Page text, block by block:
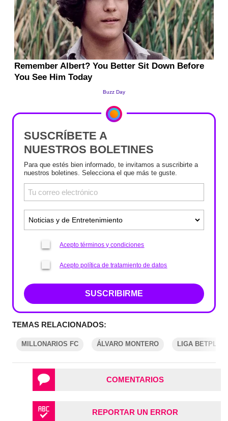
SUSCRÍBETE A
NUESTROS BOLETINES
Para que estés bien informado, te invitamos a suscribirte a
nuestros boletines. Selecciona el que más te guste.
Acepto términos y condiciones
Acepto política de tratamiento de datos
SUSCRIBIRME
TEMAS RELACIONADOS:
MILLONARIOS FC ÁLVARO MONTERO LIGA BETPLAY
COMENTARIOS
REPORTAR UN ERROR